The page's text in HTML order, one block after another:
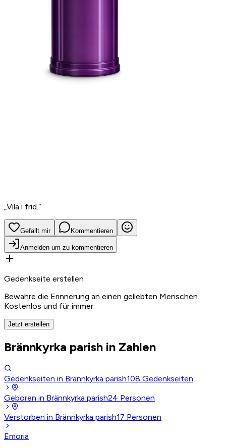
„Vila i frid.“
Gefällt mir Kommentieren
Anmelden um zu kommentieren
Gedenkseite erstellen
Bewahre die Erinnerung an einen geliebten Menschen.
Kostenlos und für immer.
Jetzt erstellen
Brännkyrka parish in Zahlen
Gedenkseiten in Brännkyrka parish108 Gedenkseiten
Geboren in Brännkyrka parish24 Personen
Verstorben in Brännkyrka parish17 Personen
Emoria